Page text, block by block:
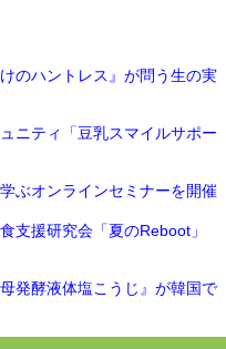
のハントレス』が問う生の実
ニティ「豆乳スマイルサポー
ぶオンラインセミナーを開催
支援研究会「夏のReboot」
発酵液体塩こうじ』が韓国で